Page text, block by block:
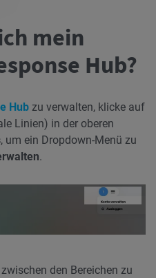
mein
Hub?
Hub zu verwalten, klicke auf
Linien) in der oberen
, um ein Dropdown-Menü zu
.
den Bereichen zu